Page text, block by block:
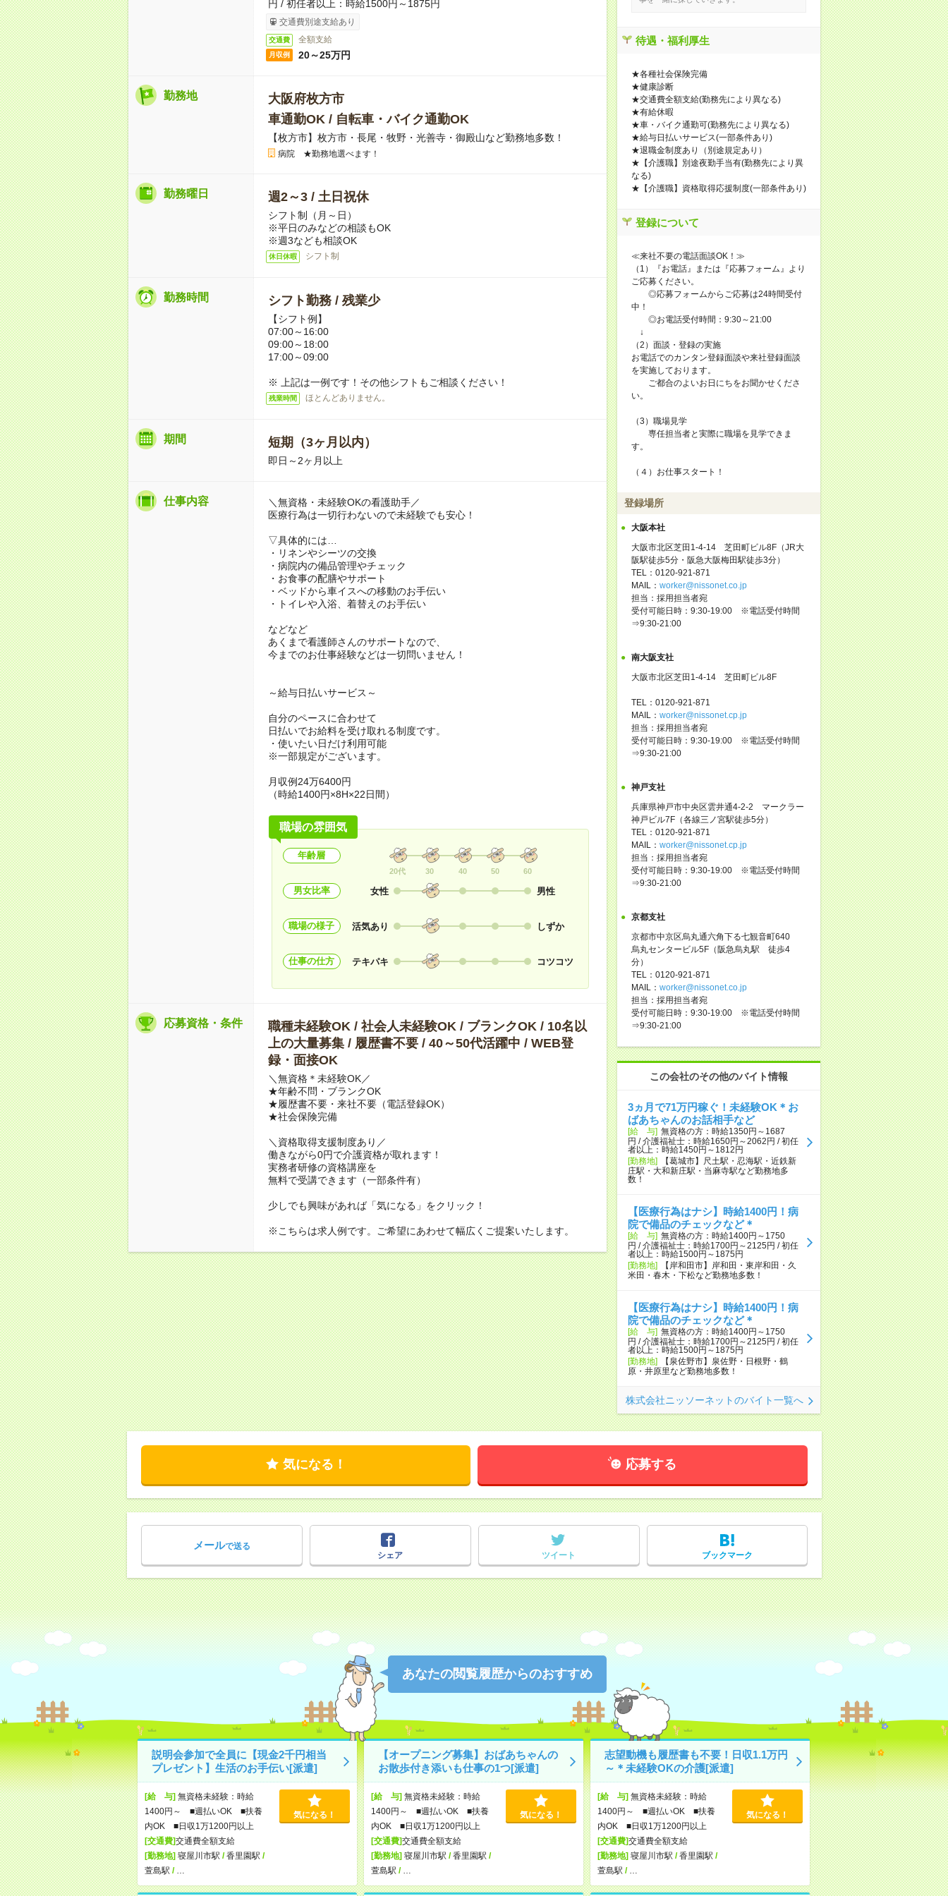
円 / 初任者以上：時給1500円～1875円
交通費別途支給あり
交通費 全額支給
月収例 20～25万円
勤務地
大阪府枚方市
車通勤OK / 自転車・バイク通勤OK
【枚方市】枚方市・長尾・牧野・光善寺・御殿山など勤務地多数！
病院 ★勤務地選べます！
勤務曜日 週2～3 / 土日祝休
シフト制（月～日）
※平日のみなどの相談もOK
※週3なども相談OK
休日休暇 シフト制
勤務時間 シフト勤務 / 残業少
【シフト例】
07:00～16:00
09:00～18:00
17:00～09:00
※ 上記は一例です！その他シフトもご相談ください！
残業時間 ほとんどありません。
期間 短期（3ヶ月以内）
即日～2ヶ月以上
仕事内容
＼無資格・未経験OKの看護助手／
医療行為は一切行わないので未経験でも安心！
▽具体的には…
・リネンやシーツの交換
・病院内の備品管理やチェック
・お食事の配膳やサポート
・ベッドから車イスへの移動のお手伝い
・トイレや入浴、着替えのお手伝い
などなど
あくまで看護師さんのサポートなので、
今までのお仕事経験などは一切問いません！
～給与日払いサービス～
自分のペースに合わせて
日払いでお給料を受け取れる制度です。
・使いたい日だけ利用可能
※一部規定がございます。
月収例24万6400円
（時給1400円×8H×22日間）
職場の雰囲気
年齢層
20代 30 40 50 60
男女比率 女性 男性
職場の様子 活気あり しずか
仕事の仕方 テキパキ コツコツ
応募資格・条件
職種未経験OK / 社会人未経験OK / ブランクOK / 10名以
上の大量募集 / 履歴書不要 / 40～50代活躍中 / WEB登
録・面接OK
＼無資格＊未経験OK／
★年齢不問・ブランクOK
★履歴書不要・来社不要（電話登録OK）
★社会保険完備
＼資格取得支援制度あり／
働きながら0円で介護資格が取れます！
実務者研修の資格講座を
無料で受講できます（一部条件有）
少しでも興味があれば「気になる」をクリック！
※こちらは求人例です。ご希望にあわせて幅広くご提案いたします。
待遇・福利厚生
★各種社会保険完備
★健康診断
★交通費全額支給(勤務先により異なる)
★有給休暇
★車・バイク通勤可(勤務先により異なる)
★給与日払いサービス(一部条件あり)
★退職金制度あり（別途規定あり）
★【介護職】別途夜勤手当有(勤務先により異
なる)
★【介護職】資格取得応援制度(一部条件あり)
登録について
≪来社不要の電話面談OK！≫
（1）『お電話』または『応募フォーム』より
ご応募ください。
◎応募フォームからご応募は24時間受付
中！
◎お電話受付時間：9:30～21:00
↓
（2）面談・登録の実施
お電話でのカンタン登録面談や来社登録面談
を実施しております。
ご都合のよいお日にちをお聞かせくださ
い。
（3）職場見学
専任担当者と実際に職場を見学できま
す。
（４）お仕事スタート！
登録場所
大阪本社
大阪市北区芝田1-4-14 芝田町ビル8F（JR大
阪駅徒歩5分・阪急大阪梅田駅徒歩3分）
TEL：0120-921-871
MAIL： worker@nissonet.co.jp
担当：採用担当者宛
受付可能日時：9:30-19:00 ※電話受付時間
⇒9:30-21:00
南大阪支社
大阪市北区芝田1-4-14 芝田町ビル8F
TEL：0120-921-871
MAIL： worker@nissonet.cp.jp
担当：採用担当者宛
受付可能日時：9:30-19:00 ※電話受付時間
⇒9:30-21:00
神戸支社
兵庫県神戸市中央区雲井通4-2-2 マークラー
神戸ビル7F（各線三ノ宮駅徒歩5分）
TEL：0120-921-871
MAIL： worker@nissonet.cp.jp
担当：採用担当者宛
受付可能日時：9:30-19:00 ※電話受付時間
⇒9:30-21:00
京都支社
京都市中京区烏丸通六角下る七観音町640
烏丸センタービル5F（阪急烏丸駅 徒歩4
分）
TEL：0120-921-871
MAIL： worker@nissonet.co.jp
担当：採用担当者宛
受付可能日時：9:30-19:00 ※電話受付時間
⇒9:30-21:00
この会社のその他のバイト情報
3ヵ月で71万円稼ぐ！未経験OK＊お
ばあちゃんのお話相手など
[給 与] 無資格の方：時給1350円～1687
円 / 介護福祉士：時給1650円～2062円 / 初任
者以上：時給1450円～1812円
[勤務地]
【葛城市】尺土駅・忍海駅・近鉄新
庄駅・大和新庄駅・当麻寺駅など勤務地多
数！
【医療行為はナシ】時給1400円！病
院で備品のチェックなど＊
[給 与] 無資格の方：時給1400円～1750
円 / 介護福祉士：時給1700円～2125円 / 初任
者以上：時給1500円～1875円
[勤務地]
【岸和田市】岸和田・東岸和田・久
米田・春木・下松など勤務地多数！
【医療行為はナシ】時給1400円！病
院で備品のチェックなど＊
[給 与] 無資格の方：時給1400円～1750
円 / 介護福祉士：時給1700円～2125円 / 初任
者以上：時給1500円～1875円
[勤務地]
【泉佐野市】泉佐野・日根野・鶴
原・井原里など勤務地多数！
株式会社ニッソーネットのバイト一覧へ
気になる！ 応募する
メールで送る
シェア
ツイート ブックマーク
あなたの閲覧履歴からのおすすめ
説明会参加で全員に【現金2千円相当
プレゼント】生活のお手伝い[派遣]
[給 与]無資格未経験：時給
1400円～ ■週払いOK ■扶養
内OK ■日収1万1200円以上
[交通費]交通費全額支給
[勤務地]寝屋川市駅 /香里園駅 /
萱島駅 /
気になる！
【オープニング募集】おばあちゃんの
お散歩付き添いも仕事の1つ[派遣]
[給 与]無資格未経験：時給
1400円～ ■週払いOK ■扶養
内OK ■日収1万1200円以上
[交通費]交通費全額支給
[勤務地]寝屋川市駅 /香里園駅 /
萱島駅 /
気になる！
志望動機も履歴書も不要！日収1.1万円
～＊未経験OKの介護[派遣]
[給 与]無資格未経験：時給
1400円～ ■週払いOK ■扶養
内OK ■日収1万1200円以上
[交通費]交通費全額支給
[勤務地]寝屋川市駅 /香里園駅 /
萱島駅 /
気になる！